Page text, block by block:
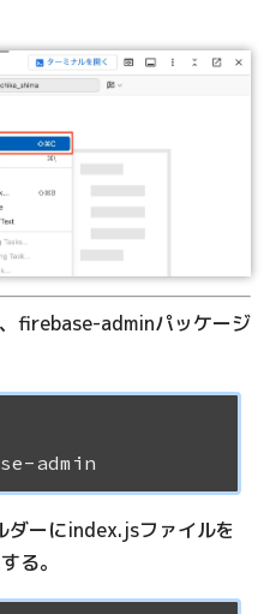
firebase-adminパッケージ
ーにindex.jsファイルを
る。